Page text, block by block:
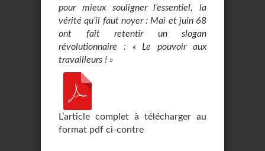
pour mieux souligner l’essentiel, la
vérité qu’il faut noyer : Mai et juin 68
ont fait retentir un slogan
révolutionnaire : « Le pouvoir aux
travailleurs ! »
L’article complet à télécharger au
format pdf ci-contre